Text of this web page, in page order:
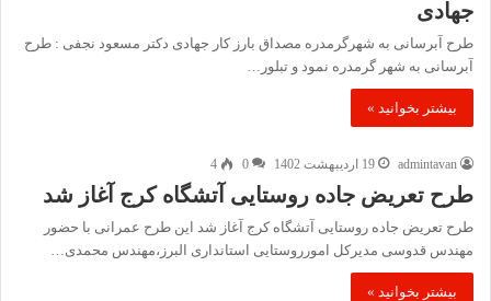
جهادی
طرح آبرسانی به شهرگرمدره مصداق بارز کار جهادی دکتر مسعود نجفی : طرح
آبرسانی به شهر گرمدره نمود و تبلور…
بیشتر بخوانید »
admintavan 19 اردیبهشت 1402 0
4
طرح تعریض جاده روستایی آتشگاه کرج آغاز شد
طرح تعریض جاده روستایی آتشگاه کرج آغاز شد این طرح عمرانی با حضور
مهندس قدوسی مدیرکل امورروستایی استانداری البرز،مهندس محمدی…
بیشتر بخوانید »